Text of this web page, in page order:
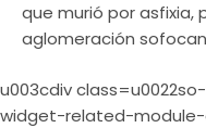
que murió por
aglomeración
u003cdiv
widget-related-